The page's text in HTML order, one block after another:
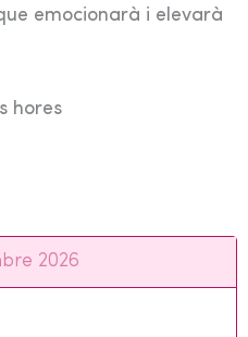
emocionarà i elevarà
hores
2026